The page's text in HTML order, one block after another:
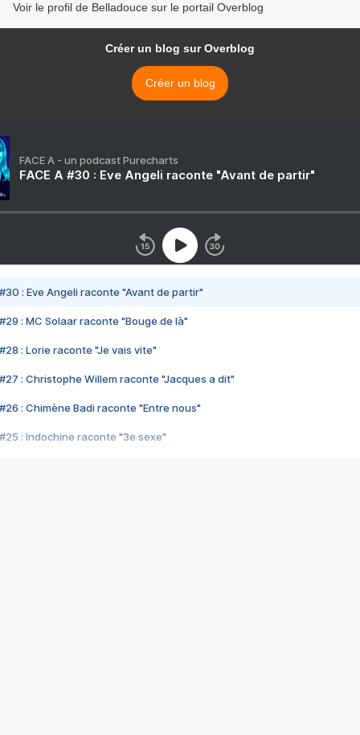
Voir le profil de Belladouce sur le portail Overblog
Créer un blog sur Overblog
Créer un blog
FACE A - un podcast Purecharts
FACE A #30 : Eve Angeli raconte "Avant de partir"
#30 : Eve Angeli raconte "Avant de partir"
#29 : MC Solaar raconte "Bouge de là"
#28 : Lorie raconte "Je vais vite"
#27 : Christophe Willem raconte "Jacques a dit"
#26 : Chimène Badi raconte "Entre nous"
#25 : Indochine raconte "3e sexe"